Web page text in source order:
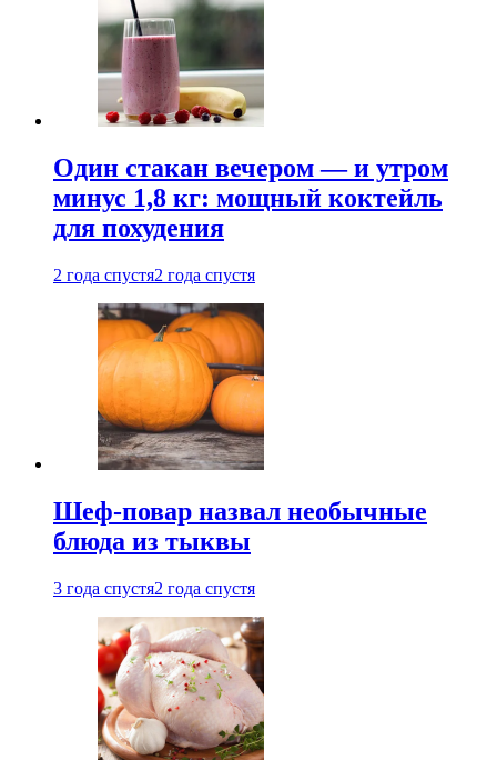
Один стакан вечером — и утром
минус 1,8 кг: мощный коктейль
для похудения
2 года спустя2 года спустя
Шеф-повар назвал необычные
блюда из тыквы
3 года спустя2 года спустя